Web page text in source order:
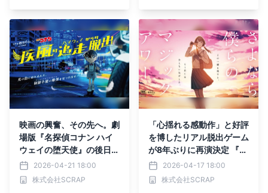
からの脱出』
映画の興奮、その先へ。劇
場版『名探偵コナン ハイ
ウェイの堕天使』の後日譚
を描くリアル脱出ゲーム最
新作が開催決定！ 『疾風
の追走（ハイウェイ）から
2026-04-21 18:00
株式会社SCRAP
「心揺れる感動作」と好評
を博したリアル脱出ゲーム
が8年ぶりに再演決定 『さ
よなら、僕らのマジックア
ワー』 名古屋、大阪には
初上陸！ 2026年5月15日
2026-04-17 18:00
株式会社SCRAP